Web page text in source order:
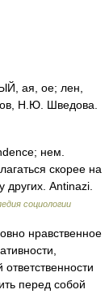
ая, ое; лен,
Н.Ю. Шведова.
нем.
скорее на
других. Antinazi.
социологии
нравственное
перед собой